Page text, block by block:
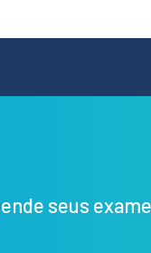
seus